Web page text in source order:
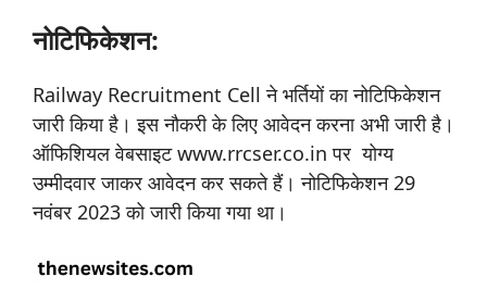
नोटिफिकेशन:
Railway Recruitment Cell ने भर्तियों का नोटिफिकेशन
जारी किया है। इस नौकरी के लिए आवेदन करना अभी जारी है।
ऑफिशियल वेबसाइट www.rrcser.co.in पर योग्य
उम्मीदवार जाकर आवेदन कर सकते हैं। नोटिफिकेशन 29
नवंबर 2023 को जारी किया गया था।